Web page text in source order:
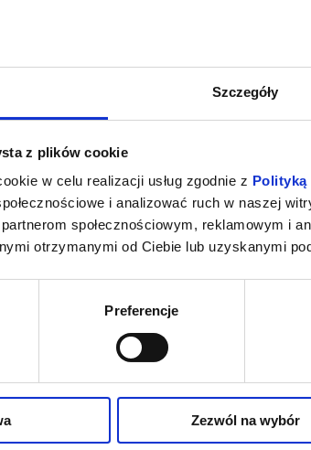
Szczegóły
z plików cookie
w celu realizacji usług zgodnie z Polityką
i analizować ruch w naszej
społecznościowym, reklamowym i
otrzymanymi od Ciebie lub uzyskanymi
Preferencje
Zezwól na wybór
PORZĄDNI LUDZIE